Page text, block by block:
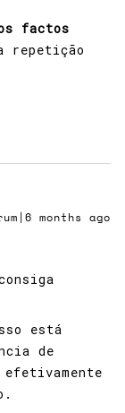
factos
repetição
months ago
está
de